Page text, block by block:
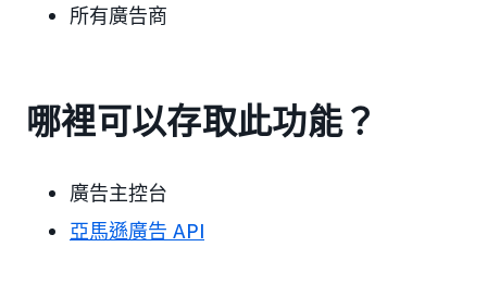
所有廣告商
哪裡可以存取此功能？
廣告主控台
亞馬遜廣告 API